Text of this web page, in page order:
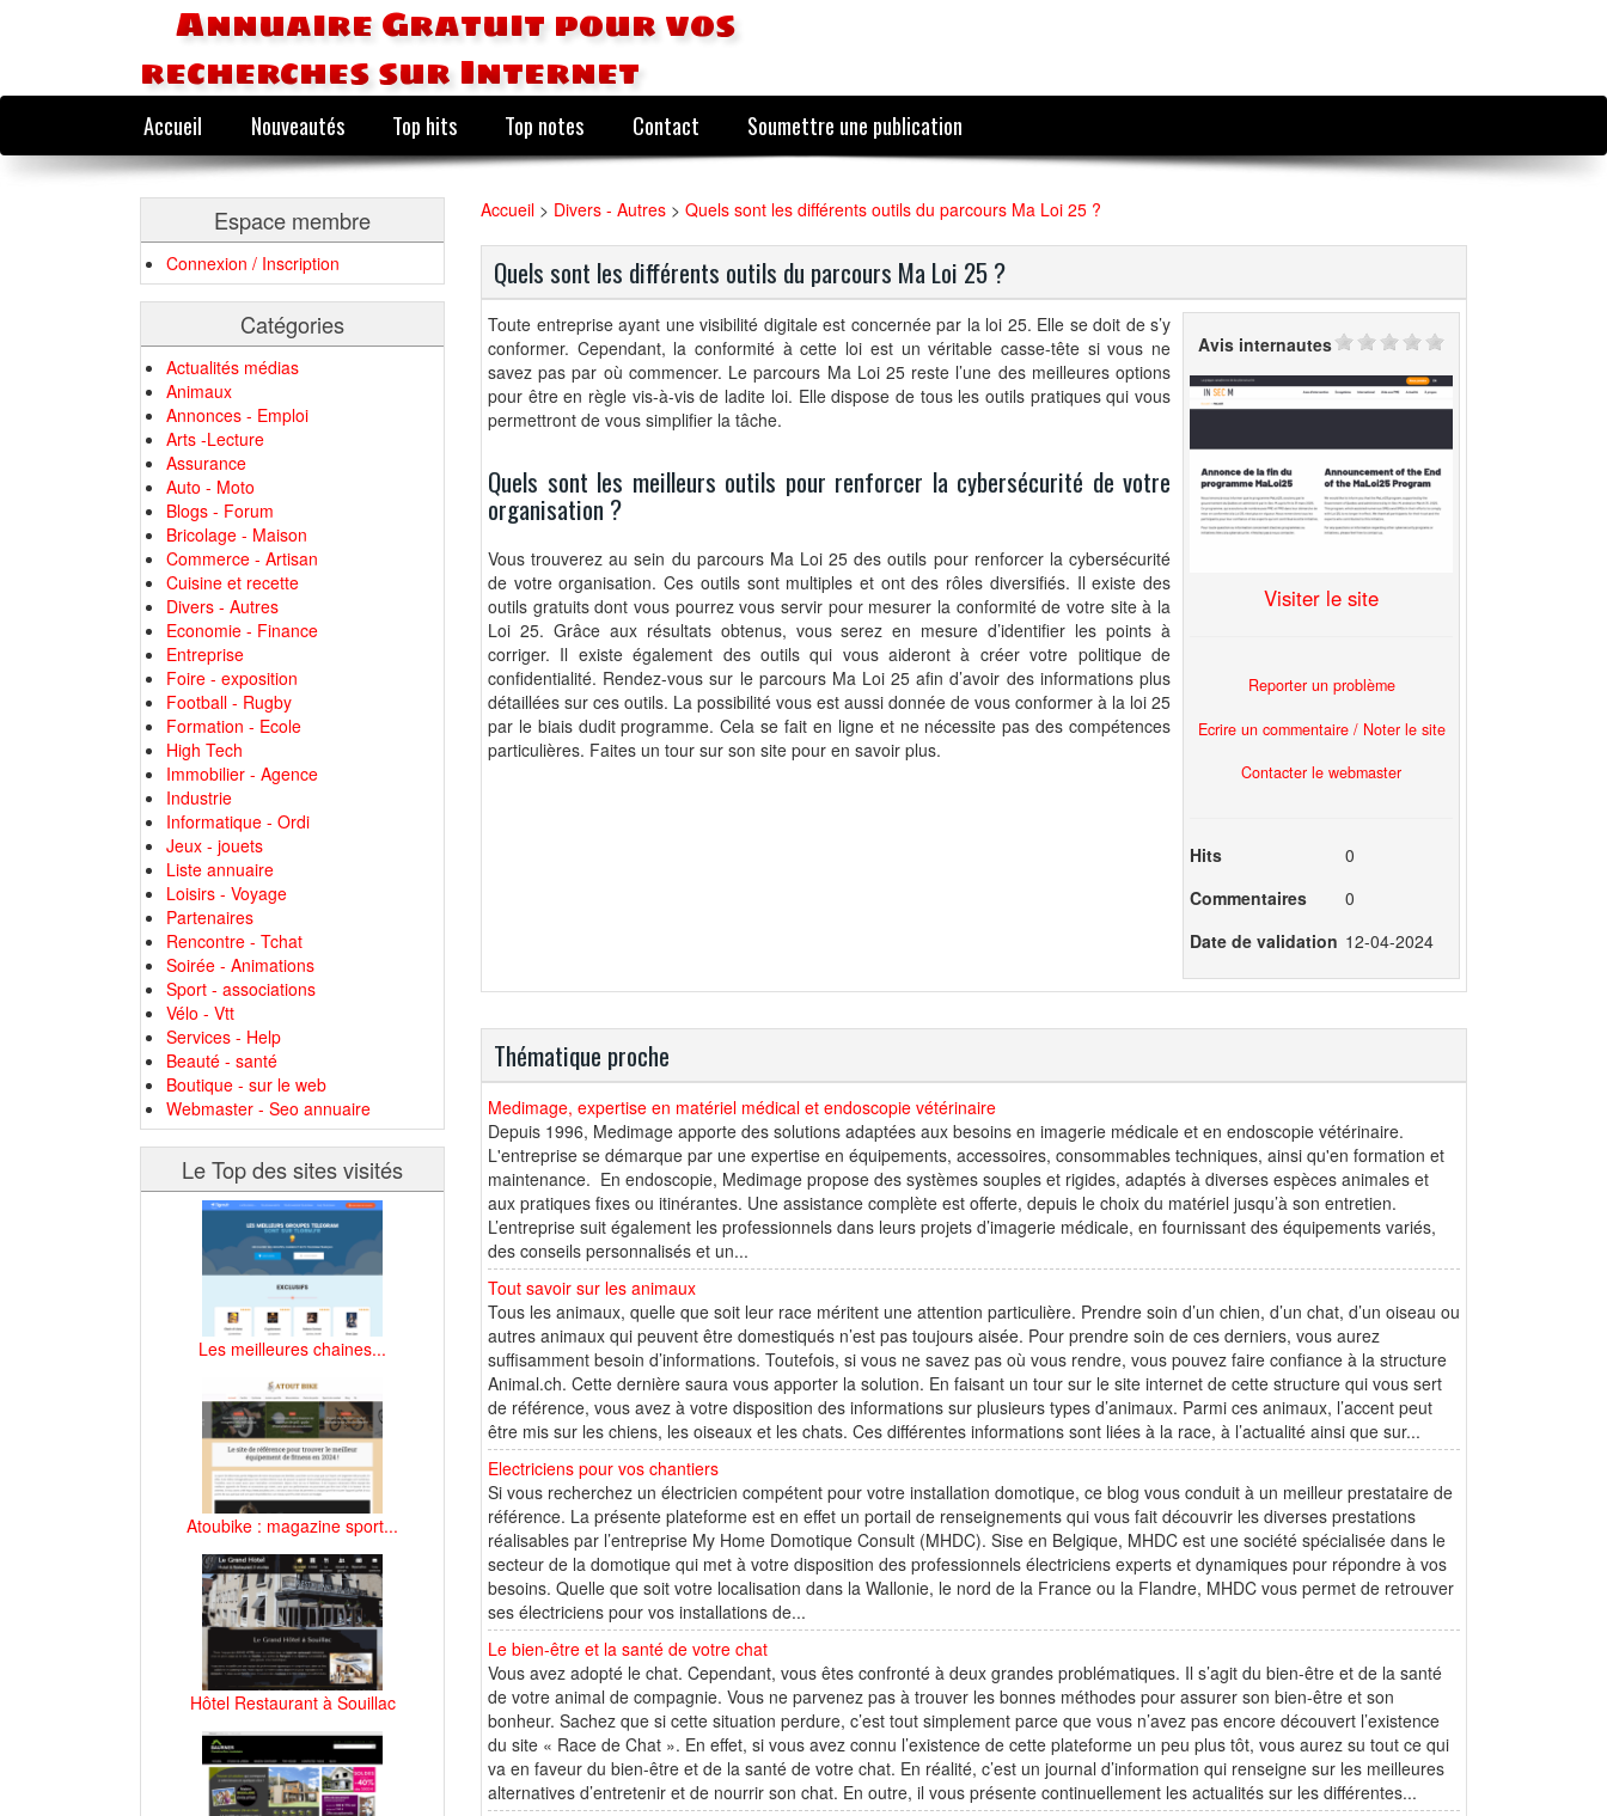
Annuaire Gratuit pour vos
recherches sur Internet
Accueil Nouveautés Top hits Top notes Contact Soumettre une publication
Espace membre
Connexion / Inscription
Catégories
Actualités médias
Animaux
Annonces - Emploi
Arts -Lecture
Assurance
Auto - Moto
Blogs - Forum
Bricolage - Maison
Commerce - Artisan
Cuisine et recette
Divers - Autres
Economie - Finance
Entreprise
Foire - exposition
Football - Rugby
Formation - Ecole
High Tech
Immobilier - Agence
Industrie
Informatique - Ordi
Jeux - jouets
Liste annuaire
Loisirs - Voyage
Partenaires
Rencontre - Tchat
Soirée - Animations
Sport - associations
Vélo - Vtt
Services - Help
Beauté - santé
Boutique - sur le web
Webmaster - Seo annuaire
Le Top des sites visités
Les meilleures chaines...
Atoubike : magazine sport...
Hôtel Restaurant à Souillac
Accueil > Divers - Autres > Quels sont les différents outils du parcours Ma Loi 25 ?
Quels sont les différents outils du parcours Ma Loi 25 ?
Toute entreprise ayant une visibilité digitale est concernée par la loi 25. Elle se doit de s’y
conformer. Cependant, la conformité à cette loi est un véritable casse-tête si vous ne
savez pas par où commencer. Le parcours Ma Loi 25 reste l’une des meilleures options
pour être en règle vis-à-vis de ladite loi. Elle dispose de tous les outils pratiques qui vous
permettront de vous simplifier la tâche.
Quels sont les meilleurs outils pour renforcer la cybersécurité de votre
organisation ?
Vous trouverez au sein du parcours Ma Loi 25 des outils pour renforcer la cybersécurité
de votre organisation. Ces outils sont multiples et ont des rôles diversifiés. Il existe des
outils gratuits dont vous pourrez vous servir pour mesurer la conformité de votre site à la
Loi 25. Grâce aux résultats obtenus, vous serez en mesure d’identifier les points à
corriger. Il existe également des outils qui vous aideront à créer votre politique de
confidentialité. Rendez-vous sur le parcours Ma Loi 25 afin d’avoir des informations plus
détaillées sur ces outils. La possibilité vous est aussi donnée de vous conformer à la loi 25
par le biais dudit programme. Cela se fait en ligne et ne nécessite pas des compétences
particulières. Faites un tour sur son site pour en savoir plus.
Avis internautes
Visiter le site
Reporter un problème
Ecrire un commentaire / Noter le site
Contacter le webmaster
Hits
0
Commentaires
0
Date de validation 12-04-2024
Thématique proche
Medimage, expertise en matériel médical et endoscopie vétérinaire
Depuis 1996, Medimage apporte des solutions adaptées aux besoins en imagerie médicale et en endoscopie vétérinaire.
L'entreprise se démarque par une expertise en équipements, accessoires, consommables techniques, ainsi qu'en formation et
maintenance. En endoscopie, Medimage propose des systèmes souples et rigides, adaptés à diverses espèces animales et
aux pratiques fixes ou itinérantes. Une assistance complète est offerte, depuis le choix du matériel jusqu’à son entretien.
L’entreprise suit également les professionnels dans leurs projets d’imagerie médicale, en fournissant des équipements variés,
des conseils personnalisés et un...
Tout savoir sur les animaux
Tous les animaux, quelle que soit leur race méritent une attention particulière. Prendre soin d’un chien, d’un chat, d’un oiseau ou
autres animaux qui peuvent être domestiqués n’est pas toujours aisée. Pour prendre soin de ces derniers, vous aurez
suffisamment besoin d’informations. Toutefois, si vous ne savez pas où vous rendre, vous pouvez faire confiance à la structure
Animal.ch. Cette dernière saura vous apporter la solution. En faisant un tour sur le site internet de cette structure qui vous sert
de référence, vous avez à votre disposition des informations sur plusieurs types d’animaux. Parmi ces animaux, l’accent peut
être mis sur les chiens, les oiseaux et les chats. Ces différentes informations sont liées à la race, à l’actualité ainsi que sur...
Electriciens pour vos chantiers
Si vous recherchez un électricien compétent pour votre installation domotique, ce blog vous conduit à un meilleur prestataire de
référence. La présente plateforme est en effet un portail de renseignements qui vous fait découvrir les diverses prestations
réalisables par l’entreprise My Home Domotique Consult (MHDC). Sise en Belgique, MHDC est une société spécialisée dans le
secteur de la domotique qui met à votre disposition des professionnels électriciens experts et dynamiques pour répondre à vos
besoins. Quelle que soit votre localisation dans la Wallonie, le nord de la France ou la Flandre, MHDC vous permet de retrouver
ses électriciens pour vos installations de...
Le bien-être et la santé de votre chat
Vous avez adopté le chat. Cependant, vous êtes confronté à deux grandes problématiques. Il s’agit du bien-être et de la santé
de votre animal de compagnie. Vous ne parvenez pas à trouver les bonnes méthodes pour assurer son bien-être et son
bonheur. Sachez que si cette situation perdure, c’est tout simplement parce que vous n’avez pas encore découvert l’existence
du site « Race de Chat ». En effet, si vous avez connu l’existence de cette plateforme un peu plus tôt, vous aurez su tout ce qui
va en faveur du bien-être et de la santé de votre chat. En réalité, c’est un journal d’information qui renseigne sur les meilleures
alternatives d’entretenir et de nourrir son chat. En outre, il vous présente continuellement les actualités sur les différentes...